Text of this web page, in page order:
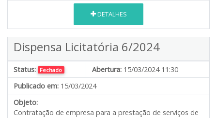
DETALHES
Dispensa Licitatória 6/2024
Status: Fechado Abertura: 15/03/2024 11:30
Publicado em: 15/03/2024
Objeto:
Contratação de empresa para a prestação de serviços de